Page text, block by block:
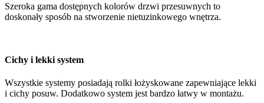
Szeroka gama dostępnych kolorów drzwi przesuwnych to
doskonały sposób na stworzenie nietuzinkowego wnętrza.
Cichy i lekki system
Wszystkie systemy posiadają rolki łożyskowane zapewniające lekki
i cichy posuw. Dodatkowo system jest bardzo łatwy w montażu.